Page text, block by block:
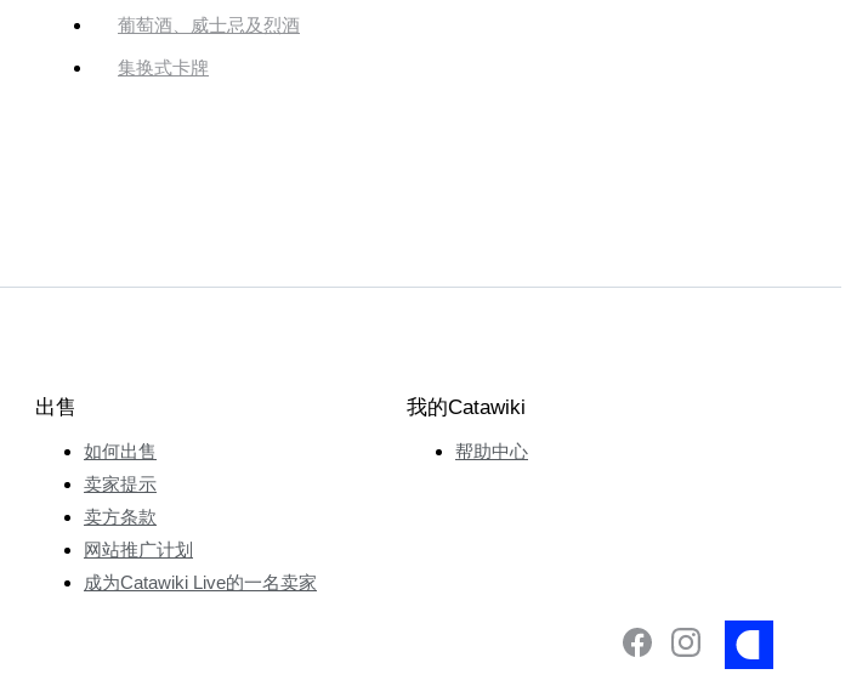
葡萄酒、威士忌及烈酒
集换式卡牌
出售
如何出售
卖家提示
卖方条款
网站推广计划
成为Catawiki Live的一名卖家
我的Catawiki
帮助中心